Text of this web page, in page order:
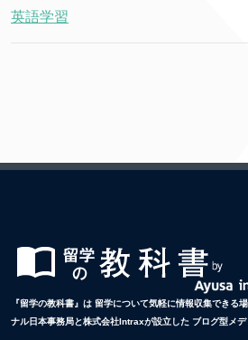
英語学習
『留学の教科書』は 留学について気軽に情報収集できる
ナル日本事務局と株式会社Intraxが設立した ブログ型メデ